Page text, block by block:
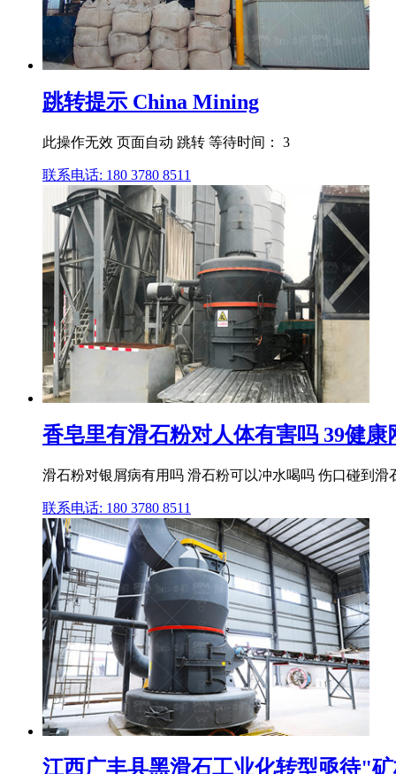
跳转提示 China Mining
此操作无效 页面自动 跳转 等待时间： 3
联系电话: 180 3780 8511
香皂里有滑石粉对人体有害吗 39健康
滑石粉对银屑病有用吗 滑石粉可以冲水喝吗 伤口碰到
联系电话: 180 3780 8511
江西广丰县黑滑石工业化转型亟待"